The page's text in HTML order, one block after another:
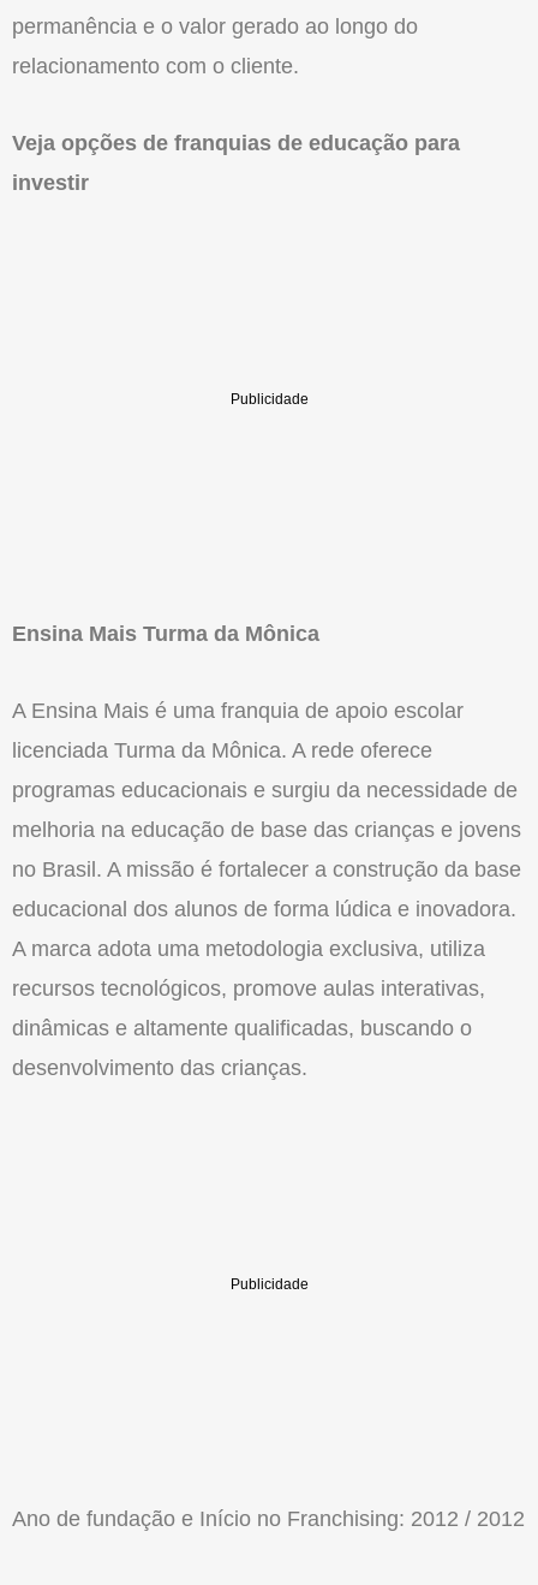
permanência e o valor gerado ao longo do
relacionamento com o cliente.
Veja opções de franquias de educação para
investir
Ensina Mais Turma da Mônica
A Ensina Mais é uma franquia de apoio escolar
licenciada Turma da Mônica. A rede oferece
programas educacionais e surgiu da necessidade de
melhoria na educação de base das crianças e jovens
no Brasil. A missão é fortalecer a construção da base
educacional dos alunos de forma lúdica e inovadora.
A marca adota uma metodologia exclusiva, utiliza
recursos tecnológicos, promove aulas interativas,
dinâmicas e altamente qualificadas, buscando o
desenvolvimento das crianças.
Ano de fundação e Início no Franchising: 2012 / 2012